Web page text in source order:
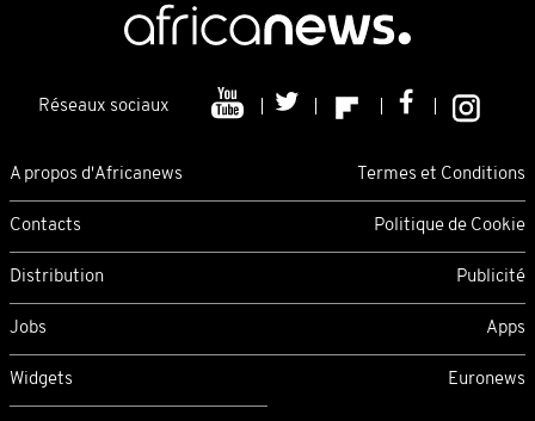
Réseaux sociaux
A propos d'Africanews Termes et Conditions
Contacts Politique de Cookie
Distribution Publicité
Jobs Apps
Widgets Euronews